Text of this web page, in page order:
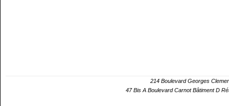
214 Boulevard Georges
47 Bis A Boulevard Carnot Bâtiment D